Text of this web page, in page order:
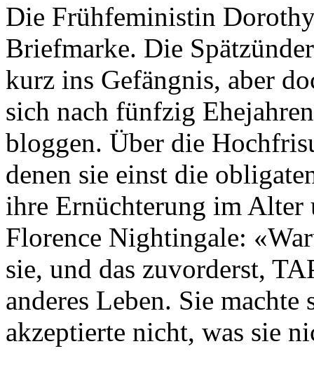
Die Frühfeministin
Briefmarke. Die
kurz ins Gefängnis, aber
sich nach fünfzig
bloggen. Über die
denen sie einst die
ihre Ernüchterung im
Florence Nightingale:
sie, und das zuvorderst,
anderes Leben. Sie
akzeptierte nicht, was sie